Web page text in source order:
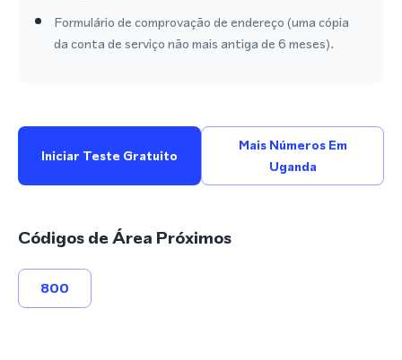
Formulário de comprovação de endereço (uma cópia
da conta de serviço não mais antiga de 6 meses).
Iniciar Teste Gratuito
Mais Números Em
Uganda
Códigos de Área Próximos
800